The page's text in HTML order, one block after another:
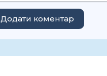
Додати коментар